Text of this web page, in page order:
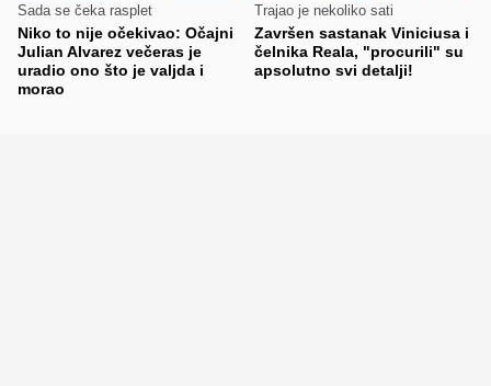
Sada se čeka rasplet
Niko to nije očekivao: Očajni
Julian Alvarez večeras je
uradio ono što je valjda i
morao
Trajao je nekoliko sati
Završen sastanak Viniciusa i
čelnika Reala, "procurili" su
apsolutno svi detalji!